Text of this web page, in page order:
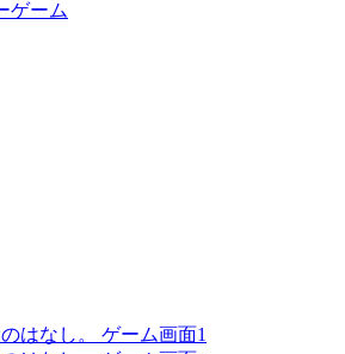
ゲーム